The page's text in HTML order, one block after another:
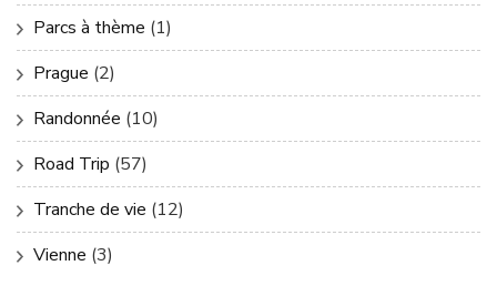
Parcs à thème (1)
Prague (2)
Randonnée (10)
Road Trip (57)
Tranche de vie (12)
Vienne (3)